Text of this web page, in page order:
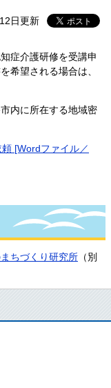
日更新
症介護研修を受講申
希望される場合は、
内に所在する地域密
[Wordファイル／
ちづくり研究所 （別